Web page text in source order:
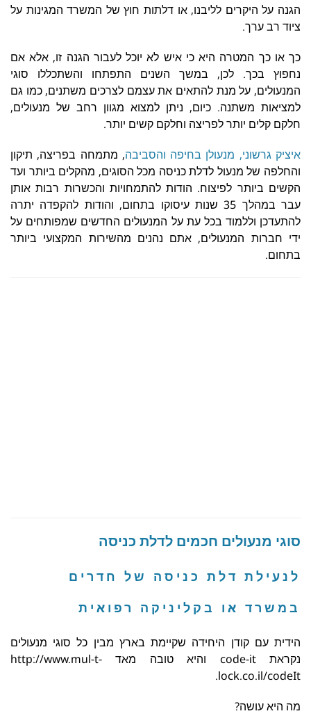
הגנה על היקרים לליבנו, או דלתות חוץ של המשרד המגינות על
ציוד רב ערך.
כך או כך המטרה היא כי איש לא יוכל לעבור הגנה זו, אלא אם
נחפוץ בכך. לכן, במשך השנים התפתחו והשתכללו סוגי
המנעולים, על מנת להתאים את עצמם לצרכים משתנים, כמו גם
למציאות משתנה. כיום, ניתן למצוא מגוון רחב של מנעולים,
חלקם קלים יותר לפריצה וחלקם קשים יותר.
איציק גרשוני, מנעולן בחיפה והסביבה, מתמחה בפריצה, תיקון
והחלפה של מנעול לדלת כניסה מכל הסוגים, מהקלים ביותר ועד
הקשים ביותר לפיצוח. הודות להתמחויות והכשרות רבות אותן
עבר במהלך 35 שנות עיסוקו בתחום, והודות להקפדה יתרה
להתעדכן וללמוד בכל עת על המנעולים החדשים שמפותחים על
ידי חברות המנעולים, אתם נהנים מהשירות המקצועי ביותר
בתחום.
סוגי מנעולים חכמים לדלת כניסה
לנעילת דלת כניסה של חדרים
במשרד או בקליניקה רפואית
הידית עם קודן היחידה שקיימת בארץ מבין כל סוגי מנעולים
נקראת code-it והיא טובה מאד http://www.mul-t-
lock.co.il/codeIt.
מה היא עושה?